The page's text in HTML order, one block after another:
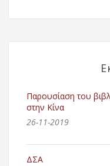
Παρουσίαση του
στην Κίνα
26-11-2019
ΔΣΑ